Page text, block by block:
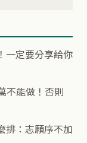
一定要分享給你
不能做！否則
排：志願序不加